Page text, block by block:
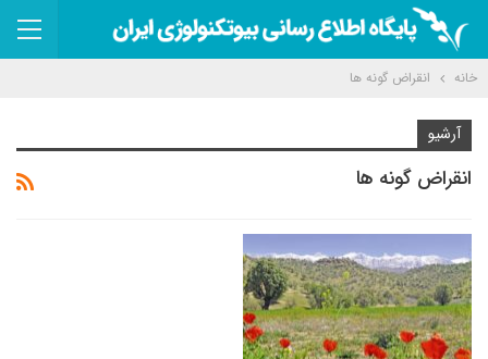
خانه انقراض گونه ها
آرشیو
انقراض گونه ها